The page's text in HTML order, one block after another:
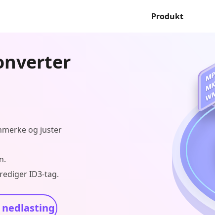
Produkt
og juster
ID3-tag.
nedlasting